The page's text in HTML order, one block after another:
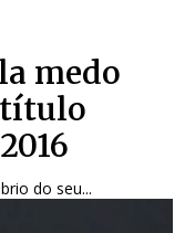
medo
título
do seu...